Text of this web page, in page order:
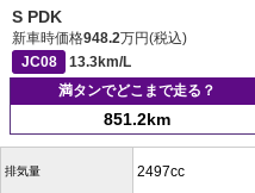
S PDK
新車時価格948.2万円(税込)
JC08
13.3km/L
満タンでどこまで走る？
851.2km
排気量 2497cc